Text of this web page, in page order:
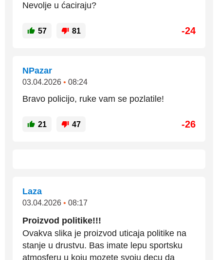
Nevolje u ćaciraju?
57 81 -24
NPazar
03.04.2026 • 08:24
Bravo policijo, ruke vam se pozlatile!
21 47 -26
Laza
03.04.2026 • 08:17
Proizvod politike!!!
Ovakva slika je proizvod uticaja politike na
stanje u drustvu. Bas imate lepu sportsku
atmosferu u koju mozete svoju decu da